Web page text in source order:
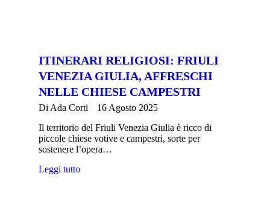
ITINERARI RELIGIOSI: FRIULI
VENEZIA GIULIA, AFFRESCHI
NELLE CHIESE CAMPESTRI
Di Ada Corti
16 Agosto 2025
Il territorio del Friuli Venezia Giulia è ricco di
piccole chiese votive e campestri, sorte per
sostenere l’opera…
Leggi tutto